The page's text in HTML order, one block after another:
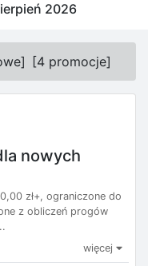
2026
] [4 promocje]
nowych
zł+, ograniczone do
z obliczeń progów
więcej